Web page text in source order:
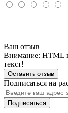
Ваш отзыв
Внимание: HTML
текст!
Оставить отзыв
Подписаться на
Подписаться